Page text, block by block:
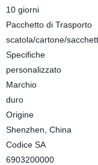
10 giorni
Pacchetto di Trasporto
scatola/cartone/
Specifiche
personalizzato
Marchio
duro
Origine
Shenzhen, China
Codice SA
6903200000